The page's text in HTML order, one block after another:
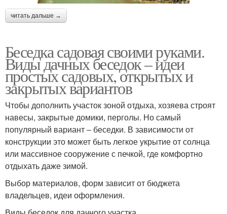
читать дальше →
Беседка садовая своими руками.
Виды дачных беседок – идеи
простых садовых, открытых и
закрытых вариантов
Чтобы дополнить участок зоной отдыха, хозяева строят
навесы, закрытые домики, перголы. Но самый
популярный вариант ‒ беседки. В зависимости от
конструкции это может быть легкое укрытие от солнца
или массивное сооружение с печкой, где комфортно
отдыхать даже зимой.
Выбор материалов, форм зависит от бюджета
владельцев, идеи оформления.